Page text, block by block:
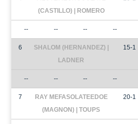
(CASTILLO) | ROMERO
-- -- -- --
6
SHALOM (HERNANDEZ) |
LADNER
15-1
-- -- -- --
7
RAY MEFASOLATEEDOE
(MAGNON) | TOUPS
20-1